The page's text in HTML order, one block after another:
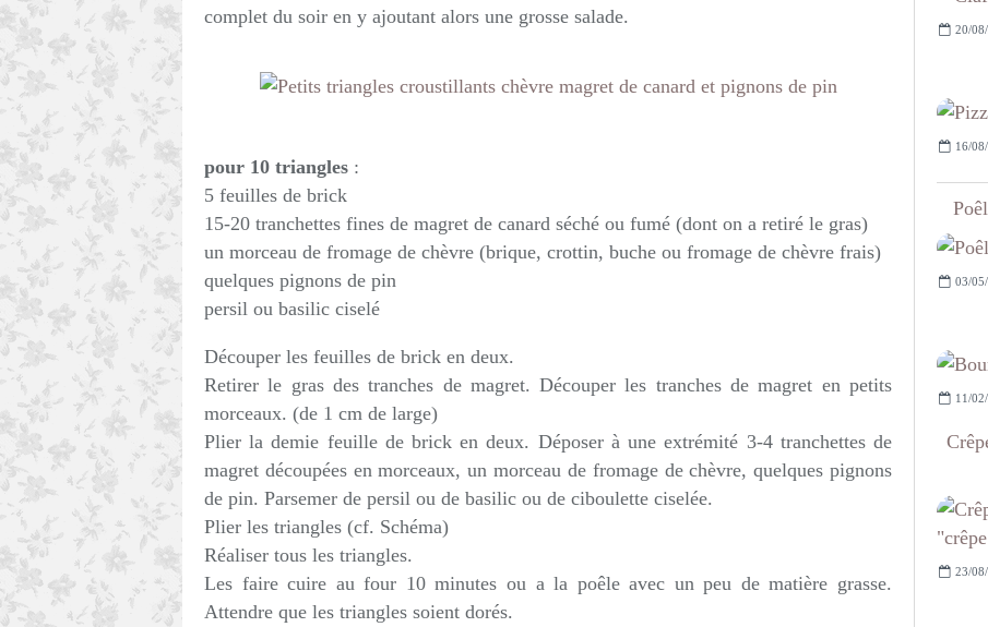
complet du soir en y ajoutant alors une grosse salade.
pour 10 triangles :
5 feuilles de brick
15-20 tranchettes fines de magret de canard séché ou fumé (dont on a retiré le gras)
un morceau de fromage de chèvre (brique, crottin, buche ou fromage de chèvre frais)
quelques pignons de pin
persil ou basilic ciselé
Découper les feuilles de brick en deux.
Retirer le gras des tranches de magret. Découper les tranches de magret en petits
morceaux. (de 1 cm de large)
Plier la demie feuille de brick en deux. Déposer à une extrémité 3-4 tranchettes de
magret découpées en morceaux, un morceau de fromage de chèvre, quelques pignons
de pin. Parsemer de persil ou de basilic ou de ciboulette ciselée.
Plier les triangles (cf. Schéma)
Réaliser tous les triangles.
Les faire cuire au four 10 minutes ou a la poêle avec un peu de matière grasse.
Attendre que les triangles soient dorés.
20/
16/
03/
11/
23/